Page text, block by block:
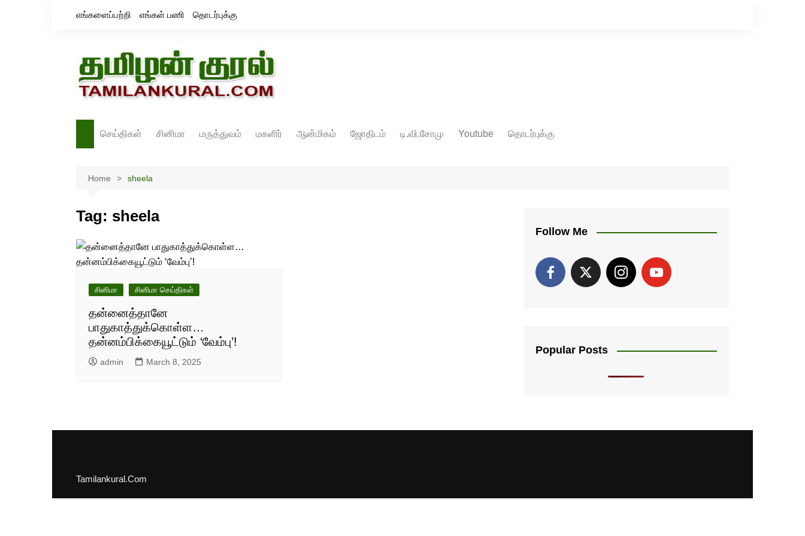
எங்களைப்பற்றி எங்கள் பணி தொடர்புக்கு
செய்திகள்
இந்தியா
சினிமா மருத்துவம் மகளிர் ஆன்மிகம் ஜோதிடம் டி.வி.சோமு Youtube தொடர்புக்கு
Home sheela
Tag: sheela
சினிமா சினிமா செய்திகள்
தன்னைத்தானே
பாதுகாத்துக்கொள்ள…
தன்னம்பிக்கையூட்டும் ‘வேம்பு’!
admin March 8, 2025
Follow Me
Popular Posts
Tamilankural.Com